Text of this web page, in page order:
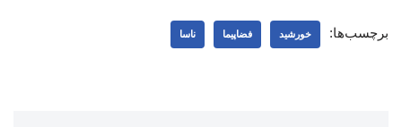
برچسب‌ها: خورشید فضاپیما ناسا